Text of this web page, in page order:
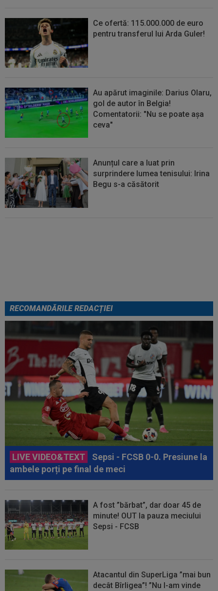
Ce ofertă: 115.000.000 de euro
pentru transferul lui Arda Guler!
Au apărut imaginile: Darius Olaru,
gol de autor în Belgia!
Comentatorii: "Nu se poate așa
ceva"
Anunțul care a luat prin
surprindere lumea tenisului: Irina
Begu s-a căsătorit
RECOMANDĂRILE REDACȚIEI
LIVE VIDEO&TEXT
Sepsi - FCSB 0-0. Presiune la
ambele porți pe final de meci
A fost ”bărbat”, dar doar 45 de
minute! OUT la pauza meciului
Sepsi - FCSB
Atacantul din SuperLiga ”mai bun
decât Bîrligea”! ”Nu l-am vinde